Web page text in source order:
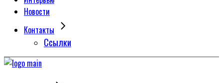
Новости
Контакты
Сcылки